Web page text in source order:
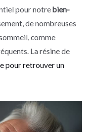
pour notre bien-
de nombreuses
comme
La résine de
pour retrouver un